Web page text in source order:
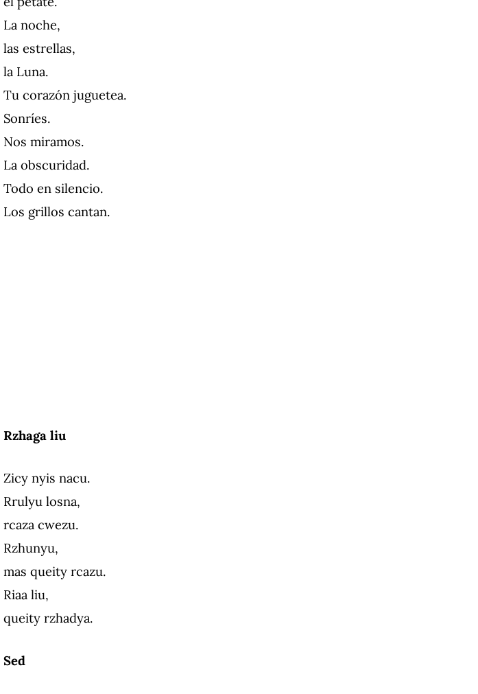
La noche,
las estrellas,
la Luna.
Tu corazón juguetea.
Sonríes.
Nos miramos.
La obscuridad.
Todo en silencio.
Los grillos cantan.
Rzhaga liu
Zicy nyis nacu.
Rrulyu losna,
rcaza cwezu.
Rzhunyu,
mas queity rcazu.
Riaa liu,
queity rzhadya.
Sed